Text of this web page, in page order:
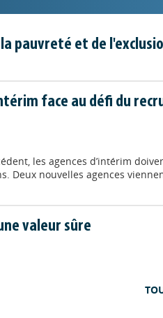
des jeunes filles dès le
une convention de
professionnelle des
des jeunes de 18 à 25
articule
au marché du travail.
– Deuxième Chance
Normandie ouvre un nouveau
pauvreté et de
face au défi du
les agences d’intérim
Deux nouvelles agences
valeur sûre